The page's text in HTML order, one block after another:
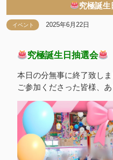
究極誕生
イベント 2025年6月22日
究極誕生日抽選会
本日の分無事に終了致しま
ご参加くださった皆様、